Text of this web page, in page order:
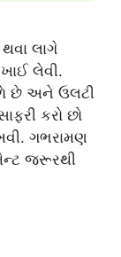
લાગે
લેવી.
છે અને ઉલટી
કરો છો
ગભરામણ
જરૂરથી